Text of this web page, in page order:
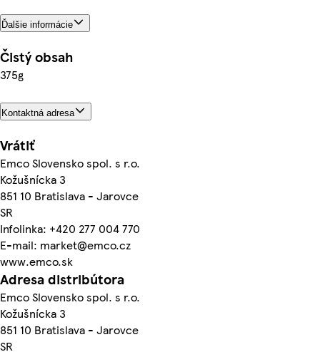
Ďalšie informácie
Čistý obsah
375g
Kontaktná adresa
Vrátiť
Emco Slovensko spol. s r.o.
Kožušnícka 3
851 10 Bratislava - Jarovce
SR
Infolinka: +420 277 004 770
E-mail: market@emco.cz
www.emco.sk
Adresa distribútora
Emco Slovensko spol. s r.o.
Kožušnícka 3
851 10 Bratislava - Jarovce
SR